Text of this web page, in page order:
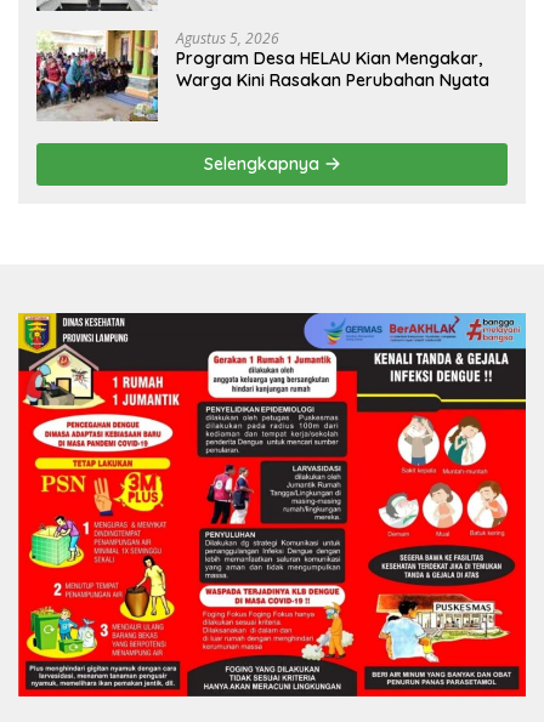
Agustus 5, 2026
Program Desa HELAU Kian Mengakar,
Warga Kini Rasakan Perubahan Nyata
Selengkapnya